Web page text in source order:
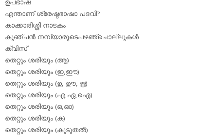
ഉപഭാഷ
എന്താണ് ശ്രേഷ്ഠഭാഷാ പദവി?
കാക്കാരിശ്ശി നാടകം
കുഞ്ചന്‍ നമ്പ്യാരുടെപഴഞ്ചൊല്ലുകള്‍
ക്വിസ്
തെറ്റും ശരിയും (ആ)
തെറ്റും ശരിയും (ഇ,ഈ)
തെറ്റും ശരിയും (ഉ, ഊ, ഋ)
തെറ്റും ശരിയും (എ,ഏ,ഐ)
തെറ്റും ശരിയും (ഒ,ഓ)
തെറ്റും ശരിയും (ക)
തെറ്റും ശരിയും (കൂടുതല്‍)